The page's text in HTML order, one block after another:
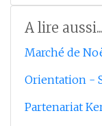
A lire aussi...
Marché de
Orientation -
Partenariat